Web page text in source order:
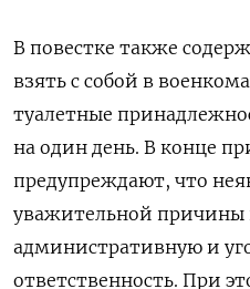
В повестке также
взять с собой в
туалетные
на один день. В конце
предупреждают, что
уважительной причины
административную и
ответственность. При